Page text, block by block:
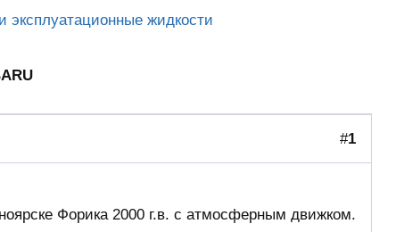
эксплуатационные жидкости
#1
Форика 2000 г.в. с атмосферным движком.